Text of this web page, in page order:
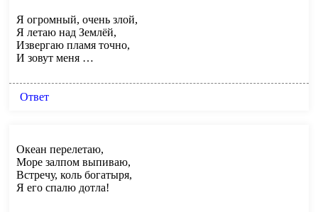
Я огромный, очень злой,
Я летаю над Землёй,
Извергаю пламя точно,
И зовут меня …
Ответ
Океан перелетаю,
Море залпом выпиваю,
Встречу, коль богатыря,
Я его спалю дотла!